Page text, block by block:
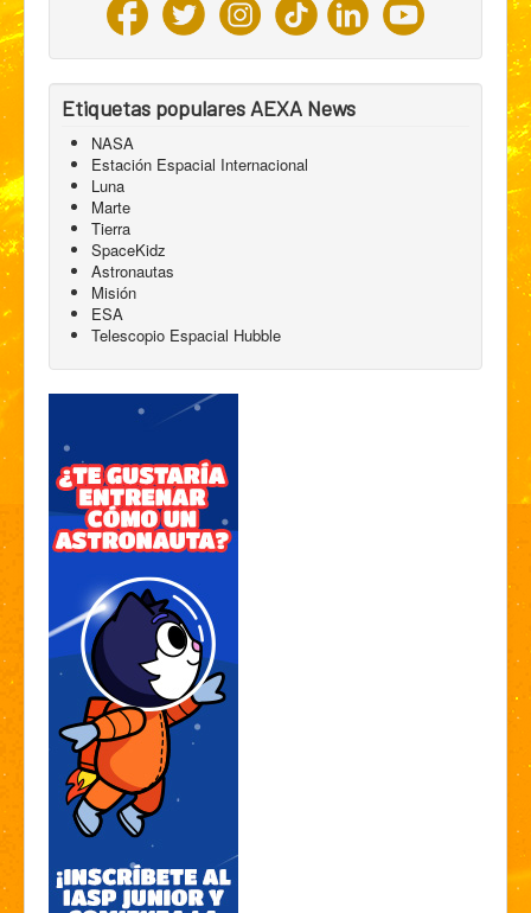
Etiquetas populares AEXA News
NASA
Estación Espacial Internacional
Luna
Marte
Tierra
SpaceKidz
Astronautas
Misión
ESA
Telescopio Espacial Hubble